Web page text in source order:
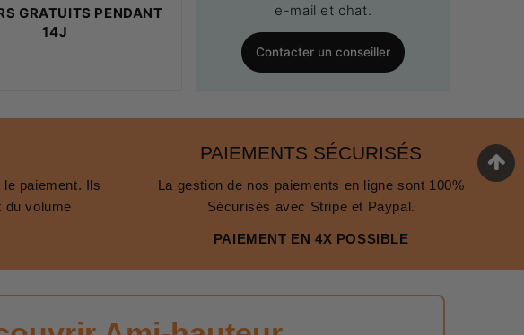
GRATUITS PENDANT
14J
e-mail et chat.
Contacter un conseiller
paiement. Ils
du volume
PAIEMENTS SÉCURISÉS
La gestion de nos paiements en ligne sont 100%
Sécurisés avec Stripe et Paypal.
PAIEMENT EN 4X POSSIBLE